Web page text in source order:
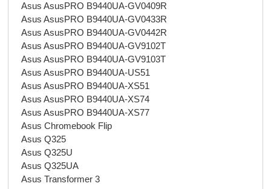
Asus AsusPRO B9440UA-GV0409R
Asus AsusPRO B9440UA-GV0433R
Asus AsusPRO B9440UA-GV0442R
Asus AsusPRO B9440UA-GV9102T
Asus AsusPRO B9440UA-GV9103T
Asus AsusPRO B9440UA-US51
Asus AsusPRO B9440UA-XS51
Asus AsusPRO B9440UA-XS74
Asus AsusPRO B9440UA-XS77
Asus Chromebook Flip
Asus Q325
Asus Q325U
Asus Q325UA
Asus Transformer 3